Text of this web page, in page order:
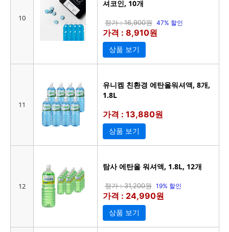
10
셔코인, 10개
정가 : 16,900원 47% 할인
가격 : 8,910원
상품 보기
11
유니켐 친환경 에탄올워셔액, 8개,
1.8L
가격 : 13,880원
상품 보기
12
탐사 에탄올 워셔액, 1.8L, 12개
정가 : 31,200원 19% 할인
가격 : 24,990원
상품 보기